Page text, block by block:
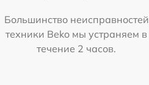
Большинство неисправностей
техники Beko мы устраняем в
течение 2 часов.